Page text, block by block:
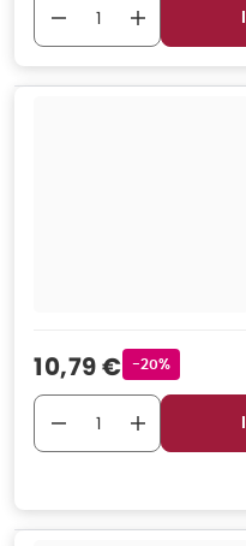
Verkaufspreis
10,79 € Rabattstempel
-20%